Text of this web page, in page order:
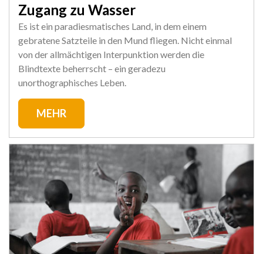
Zugang zu Wasser
Es ist ein paradiesmatisches Land, in dem einem
gebratene Satzteile in den Mund fliegen. Nicht einmal
von der allmächtigen Interpunktion werden die
Blindtexte beherrscht – ein geradezu
unorthographisches Leben.
MEHR